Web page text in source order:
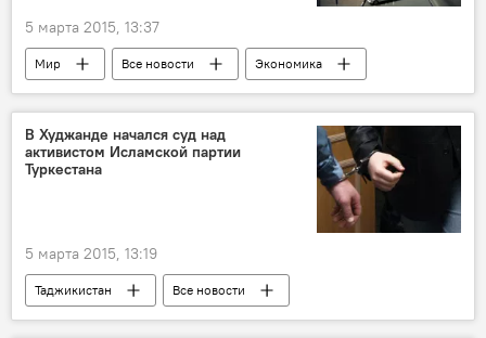
5 марта 2015, 13:37
Мир Все новости
Экономика
Узбекистан
ОАЭ
Султан аль-Мансури
Эльер Ганиев
Центральная Азия
В Худжанде начался суд над
активистом Исламской партии
Туркестана
5 марта 2015, 13:19
Таджикистан
Все новости
Новости Худжанда и Согдийской области